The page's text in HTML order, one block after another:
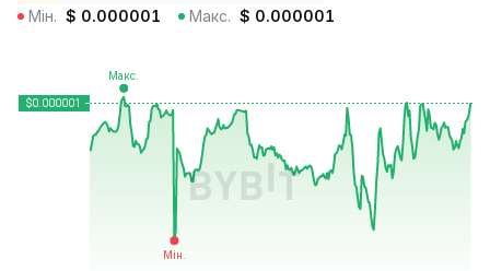
Мін. $ 0.000001 Макс. $ 0.000001